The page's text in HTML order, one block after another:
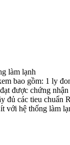
làm lạnh
bao gồm: 1 ly
được chứng
đủ các tieu
hệ thống làm